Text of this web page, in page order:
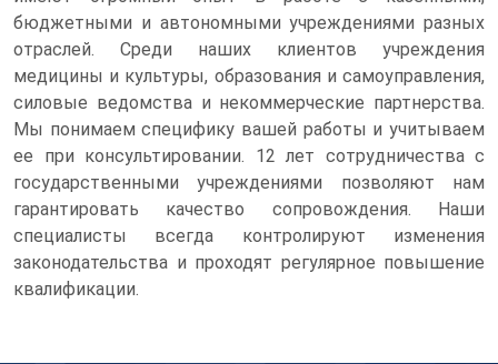
бюджетными и автономными учреждениями разных
отраслей. Среди наших клиентов учреждения
медицины и культуры, образования и самоуправления,
силовые ведомства и некоммерческие партнерства.
Мы понимаем специфику вашей работы и учитываем
ее при консультировании. 12 лет сотрудничества с
государственными учреждениями позволяют нам
гарантировать качество сопровождения. Наши
специалисты всегда контролируют изменения
законодательства и проходят регулярное повышение
квалификации.